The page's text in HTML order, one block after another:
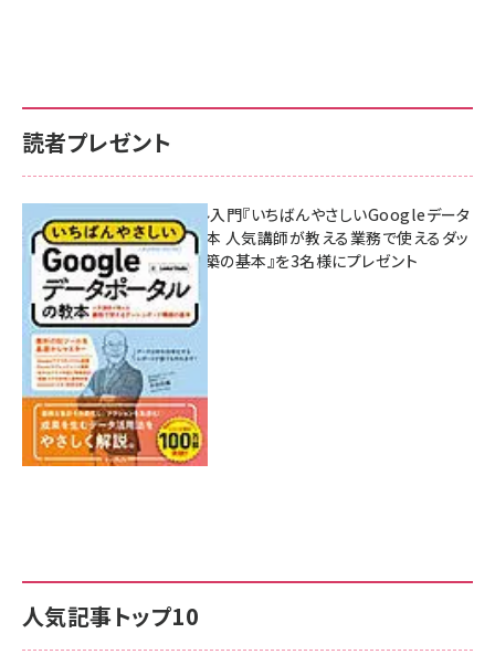
人気記事トップ10
読者プレゼント
無料BIツール入門『いちばんやさしいGoogleデータ
ポータルの教本 人気講師が教える業務で使えるダッ
シュボード構築の基本』を3名様にプレゼント
7月31日 10:00